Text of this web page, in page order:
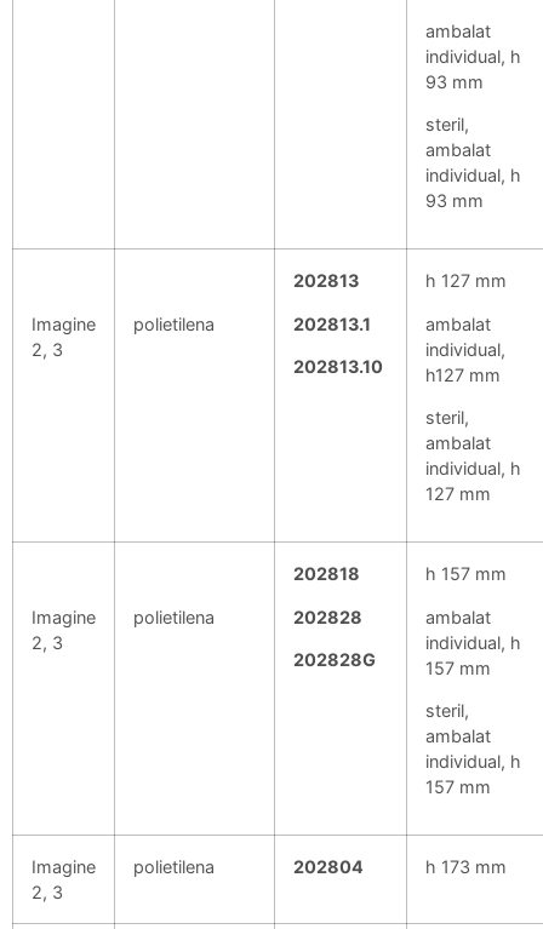
ambalat
individual, h
93 mm
steril,
ambalat
individual, h
93 mm
Imagine
2, 3
polietilena
202813
202813.1
202813.10
h 127 mm
ambalat
individual,
h127 mm
steril,
ambalat
individual, h
127 mm
Imagine
2, 3
polietilena
202818
202828
202828G
h 157 mm
ambalat
individual, h
157 mm
steril,
ambalat
individual, h
157 mm
Imagine
2, 3
polietilena 202804 h 173 mm